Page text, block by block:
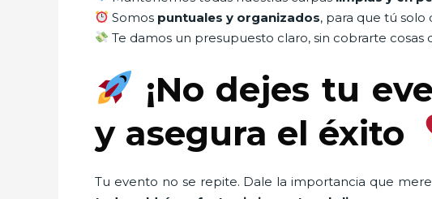
Somos puntuales y organizados, para que tú solo
Te damos un presupuesto claro, sin cobrarte cosas
¡No dejes tu
y asegura el éxito
Tu evento no se repite. Dale la importancia que